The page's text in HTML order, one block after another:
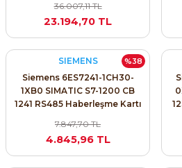
Şalterleri
36.007,11 TL
23.194,70 TL
%38
SIEMENS
Siemens 6ES7241-1CH30-
1XB0 SIMATIC S7-1200 CB
1241 RS485 Haberleşme Kartı
7.847,70 TL
4.845,96 TL